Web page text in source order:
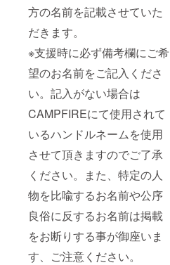
方の名前を記載させていた
だきます。
※支援時に必ず備考欄にご希
望のお名前をご記入くださ
い。記入がない場合は
CAMPFIREにて使用されて
いるハンドルネームを使用
させて頂きますのでご了承
ください。また、特定の人
物を比喩するお名前や公序
良俗に反するお名前は掲載
をお断りする事が御座いま
す、ご注意ください。